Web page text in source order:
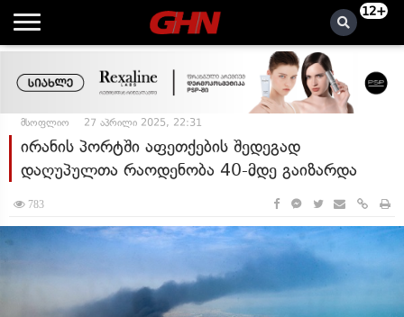
12+
მსოფლიო 27 აპრილი 2025, 22:31
ირანის პორტში აფეთქების შედეგად
დაღუპულთა რაოდენობა 40-მდე გაიზარდა
783